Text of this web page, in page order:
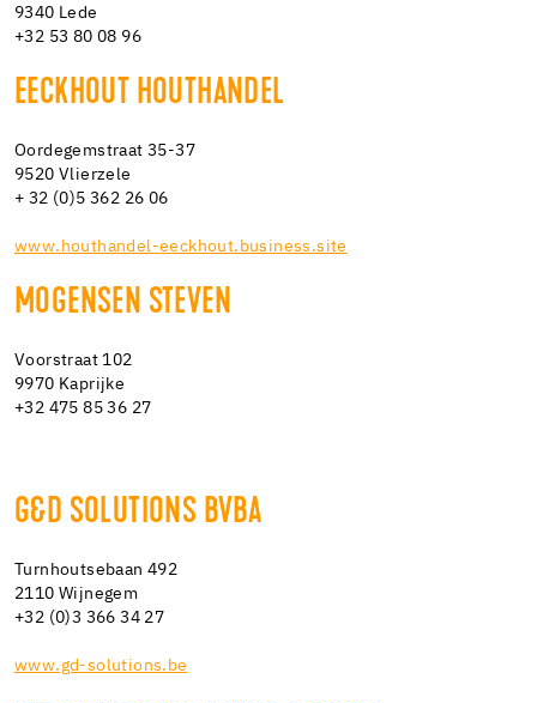
9340 Lede
+32 53 80 08 96
EECKHOUT HOUTHANDEL
Oordegemstraat 35-37
9520 Vlierzele
+ 32 (0)5 362 26 06
www.houthandel-eeckhout.business.site
MOGENSEN STEVEN
Voorstraat 102
9970 Kaprijke
+32 475 85 36 27
G&D SOLUTIONS BVBA
Turnhoutsebaan 492
2110 Wijnegem
+32 (0)3 366 34 27
www.gd-solutions.be